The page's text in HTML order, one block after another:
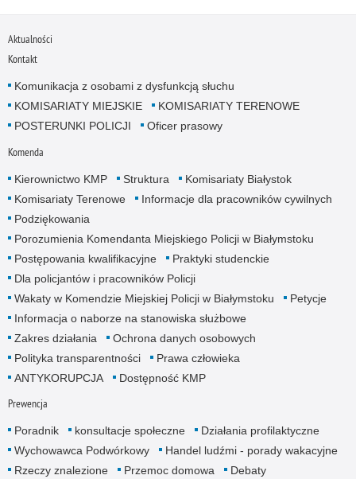
Aktualności
Kontakt
Komunikacja z osobami z dysfunkcją słuchu
KOMISARIATY MIEJSKIE
KOMISARIATY TERENOWE
POSTERUNKI POLICJI
Oficer prasowy
Komenda
Kierownictwo KMP Struktura
Komisariaty Białystok
Komisariaty Terenowe
Informacje dla pracowników cywilnych
Podziękowania
Porozumienia Komendanta Miejskiego Policji w Białymstoku
Postępowania kwalifikacyjne
Praktyki studenckie
Dla policjantów i pracowników Policji
Wakaty w Komendzie Miejskiej Policji w Białymstoku
Petycje
Informacja o naborze na stanowiska służbowe
Zakres działania
Ochrona danych osobowych
Polityka transparentności
Prawa człowieka
ANTYKORUPCJA
Dostępność KMP
Prewencja
Poradnik konsultacje społeczne
Działania profilaktyczne
Wychowawca Podwórkowy
Handel ludźmi - porady wakacyjne
Rzeczy znalezione
Przemoc domowa
Debaty